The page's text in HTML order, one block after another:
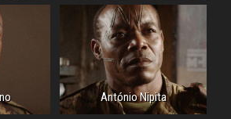
António Nipita